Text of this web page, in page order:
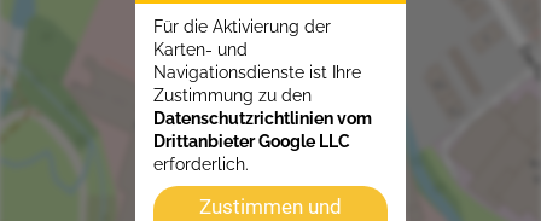
Für die Aktivierung der
Karten- und
Navigationsdienste ist Ihre
Zustimmung zu den
Datenschutzrichtlinien vom
Drittanbieter Google LLC
erforderlich.
Zustimmen und